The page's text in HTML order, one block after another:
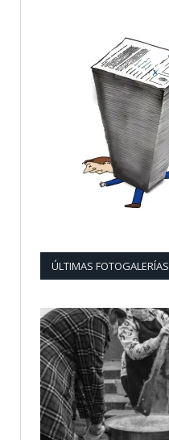
ÚLTIMAS FOTOGALERÍAS